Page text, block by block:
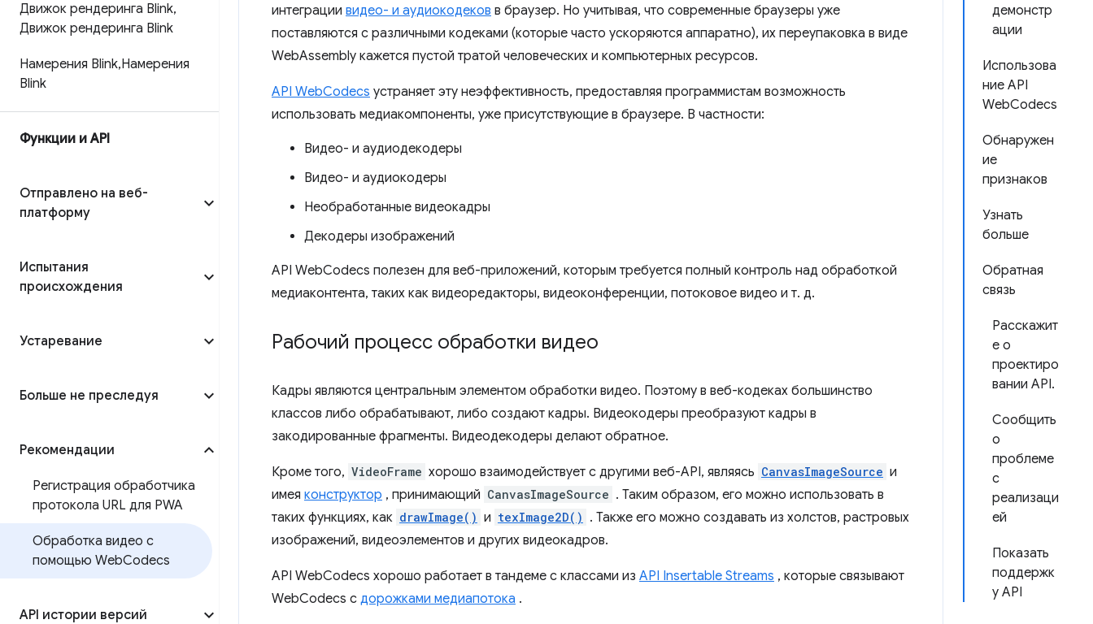
Движок рендеринга Blink,
Движок рендеринга Blink
Намерения Blink,Намерения
Blink
Функции и API
Отправлено на веб-
платформу
Испытания
происхождения
Устаревание
Больше не преследуя
Рекомендации
Регистрация обработчика
протокола URL для PWA
Обработка видео с
помощью WebCodecs
API истории версий
демонстр
ации
Использова
ние API
WebCodecs
Обнаружен
ие
признаков
Узнать
больше
Обратная
связь
Расскажит
е о
проектиро
вании API.
Сообщить
о
проблеме
с
реализаци
ей
Показать
поддержк
у API
интеграции видео- и аудиокодеков в браузер. Но учитывая, что современные браузеры уже
поставляются с различными кодеками (которые часто ускоряются аппаратно), их переупаковка в виде
WebAssembly кажется пустой тратой человеческих и компьютерных ресурсов.
API WebCodecs устраняет эту неэффективность, предоставляя программистам возможность
использовать медиакомпоненты, уже присутствующие в браузере. В частности:
Видео- и аудиодекодеры
Видео- и аудиокодеры
Необработанные видеокадры
Декодеры изображений
API WebCodecs полезен для веб-приложений, которым требуется полный контроль над обработкой
медиаконтента, таких как видеоредакторы, видеоконференции, потоковое видео и т. д.
Рабочий процесс обработки видео
Кадры являются центральным элементом обработки видео. Поэтому в веб-кодеках большинство
классов либо обрабатывают, либо создают кадры. Видеокодеры преобразуют кадры в
закодированные фрагменты. Видеодекодеры делают обратное.
Кроме того, VideoFrame хорошо взаимодействует с другими веб-API, являясь CanvasImageSource и
имея конструктор , принимающий CanvasImageSource . Таким образом, его можно использовать в
таких функциях, как drawImage() и texImage2D() . Также его можно создавать из холстов, растровых
изображений, видеоэлементов и других видеокадров.
API WebCodecs хорошо работает в тандеме с классами из API Insertable Streams , которые связывают
WebCodecs с дорожками медиапотока .